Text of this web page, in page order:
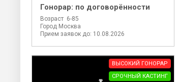
Гонорар: по договорённости
Возраст 6-85
Город Москва
Прием заявок до: 10.08.2026
ВЫСОКИЙ ГОНОРАР
СРОЧНЫЙ КАСТИНГ